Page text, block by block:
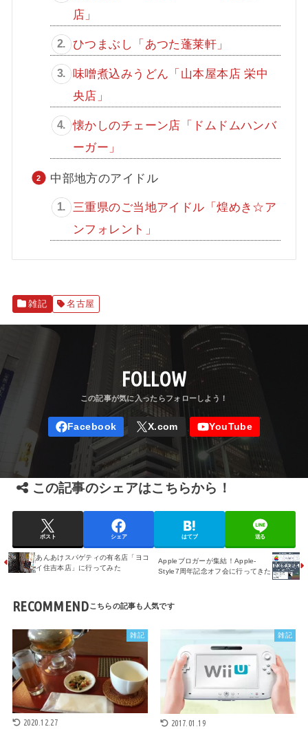
店」
ひつまぶし「あつた蓬莱軒」
味噌煮込みうどん「山本屋本店 栄中
央店」
懐かしのチェーン店「ドムドムハンバ
ーガー」
中部地方のアイドル
三重県のご当地アイドル「煌めき☆ア
ンフォレント」
雑記 名古屋
FOLLOW
この記事のシェアはこちらから！
ポスト シェア はてブ 送る
あんあけスパゲティの有名店「ヨコ
イ住吉本店」に行ってみた
Appleブロガーが集結！Apple-
Style7周年記念オフ会に行ってきた
RECOMMEND
雑記
2020.12.27
雑記
2017.01.19